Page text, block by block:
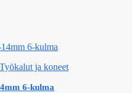
Työkalut ja koneet
6-kulma